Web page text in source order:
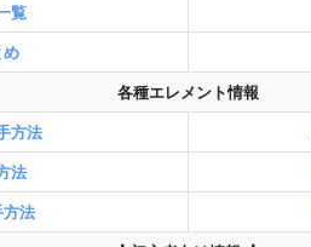
覧
め
各種エレメント情報
方法
法
法